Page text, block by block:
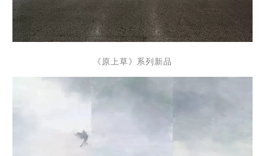
《原上草》系列新品